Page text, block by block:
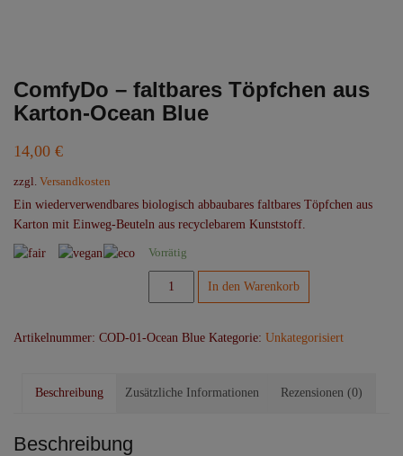
ComfyDo – faltbares Töpfchen aus
Karton-Ocean Blue
14,00 €
zzgl. Versandkosten
Ein wiederverwendbares biologisch abbaubares faltbares Töpfchen aus
Karton mit Einweg-Beuteln aus recyclebarem Kunststoff.
Vorrätig
ComfyDo
Töpfchen
Ocean
In den Warenkorb
Artikelnummer: COD-01-Ocean Blue Kategorie: Unkategorisiert
Beschreibung Zusätzliche Informationen Rezensionen (0)
Beschreibung